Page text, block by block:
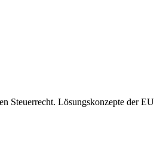
Steuerrecht. Lösungskonzepte der EU